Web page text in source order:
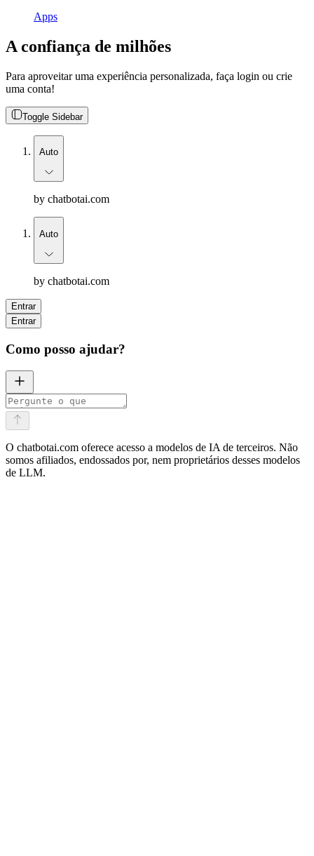
Apps
A confiança de milhões
Para aproveitar uma experiência personalizada, faça login ou crie
uma conta!
Toggle Sidebar
Auto
by chatbotai.com
Auto
by chatbotai.com
Entrar
Entrar
Como posso ajudar?
Tradução com IA Escrever ou editar Chat Multimodelo
O chatbotai.com oferece acesso a modelos de IA de terceiros. Não
somos afiliados, endossados por, nem proprietários desses modelos
de LLM.